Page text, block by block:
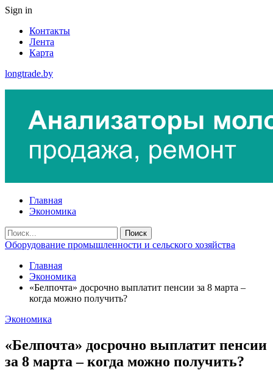
Sign in
Контакты
Лента
Карта
longtrade.by
Главная
Экономика
Оборудование промышленности и сельского хозяйства
Главная
Экономика
«Белпочта» досрочно выплатит пенсии за 8 марта –
когда можно получить?
Экономика
«Белпочта» досрочно выплатит пенсии
за 8 марта – когда можно получить?